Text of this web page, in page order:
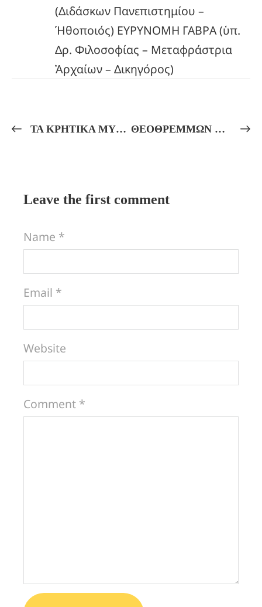
(Διδάσκων Πανεπιστημίου –
Ἡθοποιός) ΕΥΡΥΝΟΜΗ ΓΑΒΡΑ (ὑπ.
Δρ. Φιλοσοφίας – Μεταφράστρια
Ἀρχαίων – Δικηγόρος)
ΤΑ ΚΡΗΤΙΚΑ ΜΥΣΤΗΡΙΑ! Τά Μυστήρια τῆς Μεγάλης Μητέρας Ρέας – Γῆς ἤ τῆς Όρείας Μητέρας Δίκτυννας. Τά Μυστήρια τοῦ Κρηταγενῆ Ἰδαῖου Διός. Κορυβαντικά – Λαβυρινθικά! ΘΕΟΘΡΕΜΜΩΝ ΣΙΓΗ – ΑΠΑΞ ΕΠΕΚΕΙΝΑ – ΔΙΣ ΕΠΕΚΕΙΝΑ ΚΑΙ ΕΚΑΤΗ! ΧΑΛΔΑΪΚΑ ΛΟΓΙΑ! ΘΕΟΥΡΓΙΑ ΚΑΙ ΝΕΟΠΛΑΤΩΝΙΚΗ ΦΙΛΟΣΟΦΙΑ!
Leave the first comment
Name *
Email *
Website
Comment *